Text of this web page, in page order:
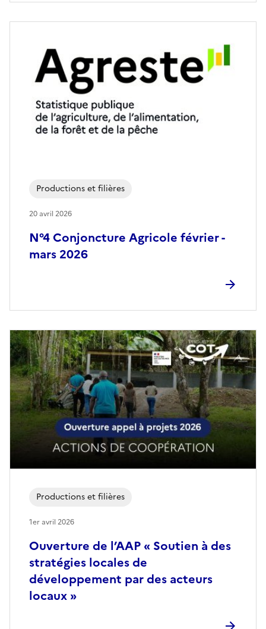
N°4 Conjoncture Agricole février -
mars 2026
Productions et filières
20 avril 2026
Ouverture de l’AAP « Soutien à des
stratégies locales de
développement par des acteurs
locaux »
Productions et filières
1er avril 2026